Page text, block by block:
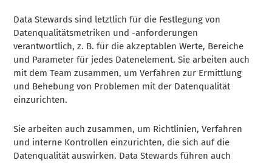
Data Stewards sind letztlich für die Festlegung von
Datenqualitätsmetriken und -anforderungen
verantwortlich, z. B. für die akzeptablen Werte, Bereiche
und Parameter für jedes Datenelement. Sie arbeiten auch
mit dem Team zusammen, um Verfahren zur Ermittlung
und Behebung von Problemen mit der Datenqualität
einzurichten.
Sie arbeiten auch zusammen, um Richtlinien, Verfahren
und interne Kontrollen einzurichten, die sich auf die
Datenqualität auswirken. Data Stewards führen auch